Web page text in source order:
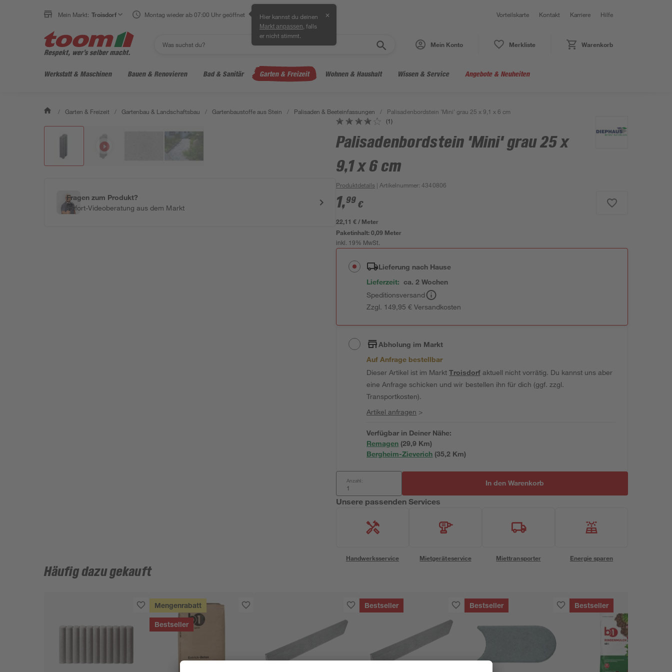
Mein Markt: Troisdorf Montag wieder ab 07:00 Uhr geöffnet Hier kannst du deinen
Markt anpassen , falls
er nicht stimmt.
✕ Vorteilskarte Kontakt Karriere Hilfe
Mein Konto Merkliste Warenkorb
Werkstatt & Maschinen Bauen & Renovieren Bad & Sanitär Garten & Freizeit Wohnen & Haushalt Wissen & Service Angebote & Neuheiten
/ Garten & Freizeit / Gartenbau & Landschaftsbau / Gartenbaustoffe aus Stein / Palisaden & Beeteinfassungen / Palisadenbordstein 'Mini' grau 25 x 9,1 x 6 cm
Fragen zum Produkt?
Sofort-Videoberatung aus dem Markt
(1)
Palisadenbordstein 'Mini' grau 25 x
9,1 x 6 cm
Produktdetails | Artikelnummer:4340806
1,99 €
22,11 € / Meter
Paketinhalt:0,09 Meter
inkl. 19% MwSt.
Lieferung nach Hause
Lieferzeit: ca. 2 Wochen
Speditionsversand
Zzgl. 149,95 € Versandkosten
Abholung im Markt
Auf Anfrage bestellbar
Dieser Artikel ist im MarktTroisdorfaktuell nicht vorrätig. Du kannst uns aber
eine Anfrage schicken und wir bestellen ihn für dich (ggf. zzgl.
Transportkosten).
Artikel anfragen >
Verfügbar in Deiner Nähe:
Remagen (29,9 Km)
Bergheim-Zieverich (35,2 Km)
Anzahl: In den Warenkorb
Unsere passenden Services
Handwerksservice Mietgeräteservice Miettransporter Energie sparen
Häufig dazu gekauft
Mengenrabatt
Bestseller
Bestseller Bestseller Bestseller